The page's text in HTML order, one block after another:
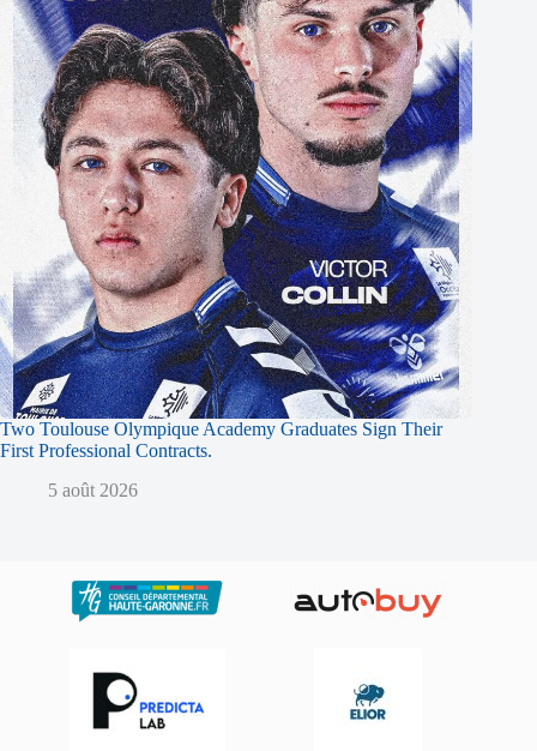
Two Toulouse Olympique Academy Graduates Sign Their
First Professional Contracts.
5 août 2026